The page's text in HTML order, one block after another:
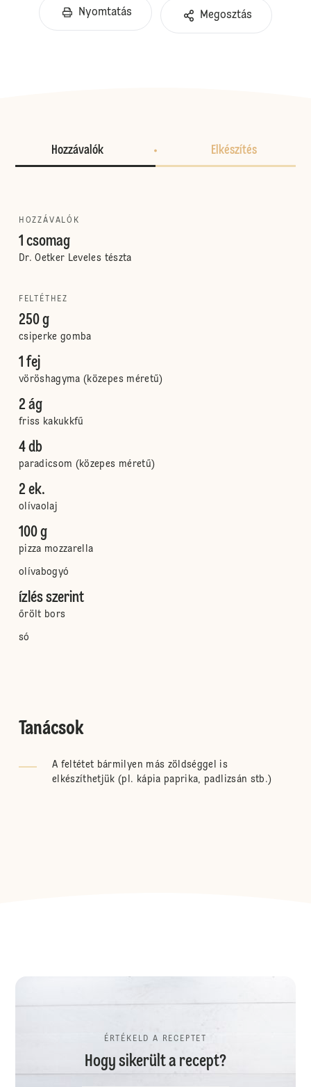
Nyomtatás Megosztás
Hozzávalók Elkészítés
HOZZÁVALÓK
1 csomag
Dr. Oetker Leveles tészta
FELTÉTHEZ
250 g
csiperke gomba
1 fej
vöröshagyma (közepes méretű)
2 ág
friss kakukkfű
4 db
paradicsom (közepes méretű)
2 ek.
olívaolaj
100 g
pizza mozzarella
olívabogyó
ízlés szerint
őrölt bors
só
Tanácsok
A feltétet bármilyen más zöldséggel is
elkészíthetjük (pl. kápia paprika, padlizsán stb.)
ÉRTÉKELD A RECEPTET
Hogy sikerült a recept?